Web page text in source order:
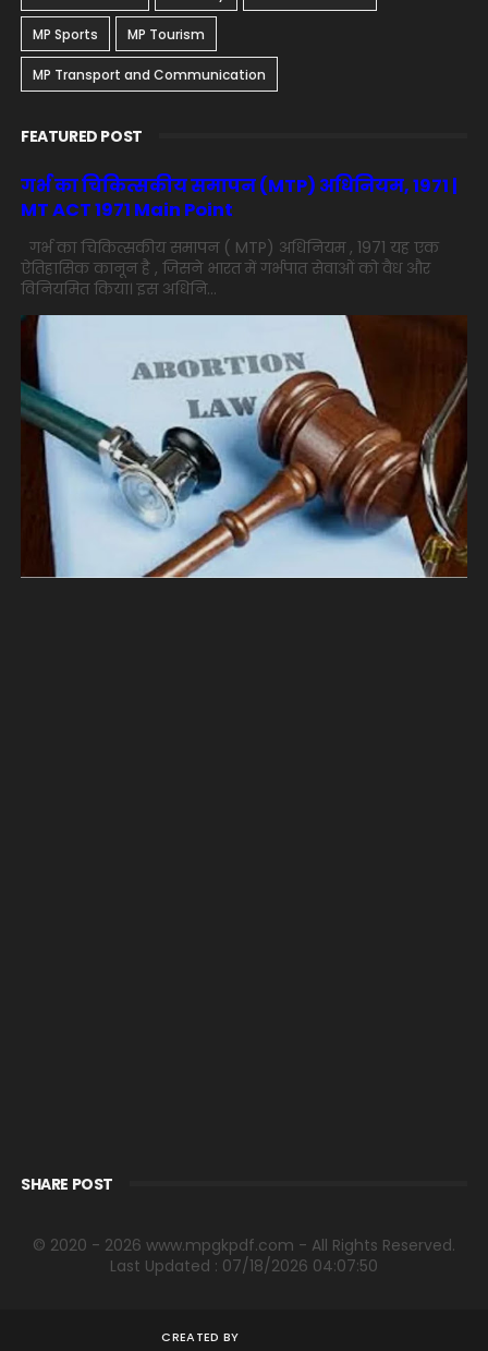
MP Sports MP Tourism
MP Transport and Communication
FEATURED POST
गर्भ का चिकित्सकीय समापन (MTP) अधिनियम, 1971 |
MT ACT 1971 Main Point
गर्भ का चिकित्सकीय समापन ( MTP) अधिनियम , 1971 यह एक
ऐतिहासिक कानून है , जिसने भारत में गर्भपात सेवाओं को वैध और
विनियमित किया। इस अधिनि...
SHARE POST
© 2020 - 2026 www.mpgkpdf.com - All Rights Reserved.
Last Updated : 07/18/2026 04:07:50
CREATED BY